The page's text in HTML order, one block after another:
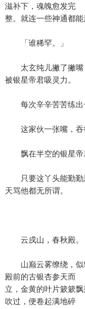
滋补下，魂魄愈发完
整。就连一些神通都能
「谁稀罕。」
太玄纯儿撇了撇嘴
被银星帝君吸灵力。
每次辛辛苦苦练出
这家伙一张嘴，吞
飘在半空的银星帝
只要这丫头能勤勤
天骂他都无所谓。
第４
云戍山，春秋殿。
山巅云雾缭绕，似
殿前的古银杏参天而
立，金黄的叶片簌簌
吹过，便卷起满地碎